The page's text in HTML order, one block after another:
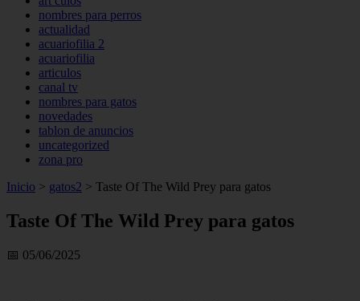
nombres para perros
actualidad
acuariofilia 2
acuariofilia
articulos
canal tv
nombres para gatos
novedades
tablon de anuncios
uncategorized
zona pro
Inicio > gatos2 > Taste Of The Wild Prey para gatos
Taste Of The Wild Prey para gatos
📅 05/06/2025